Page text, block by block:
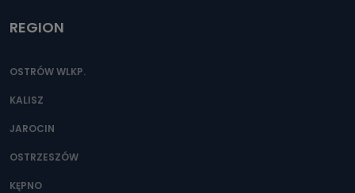
REGION
OSTRÓW WLKP.
KALISZ
JAROCIN
OSTRZESZÓW
KĘPNO